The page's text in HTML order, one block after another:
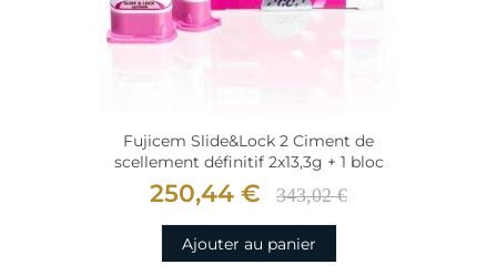
Fujicem Slide&Lock 2 Ciment de
scellement définitif 2x13,3g + 1 bloc
250,44 € 343,02 €
Ajouter au panier